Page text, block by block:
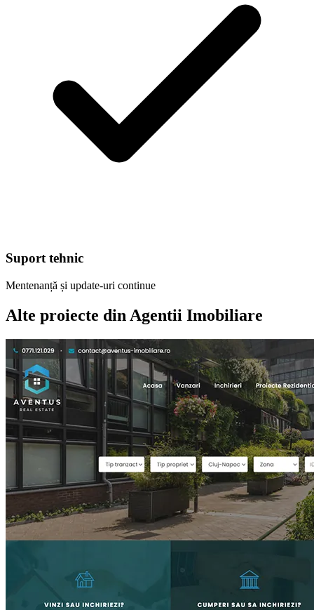
Suport tehnic
Mentenanță și update-uri continue
Alte proiecte din Agentii Imobiliare